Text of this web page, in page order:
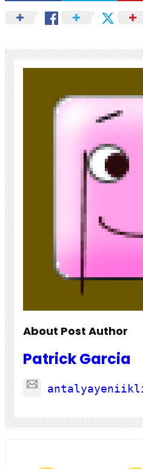
About Post Author
Patrick Garcia